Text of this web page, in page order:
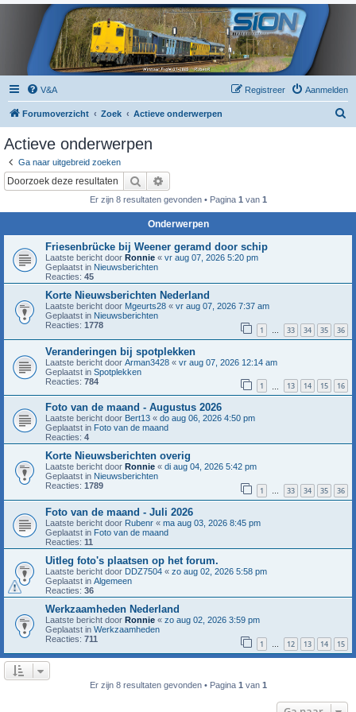
V&A Aanmelden
Registreer
Forumoverzicht Zoek Actieve onderwerpen
Actieve onderwerpen
Ga naar uitgebreid zoeken
Zoek
Er zijn 8 resultaten gevonden • Pagina 1 van 1
Onderwerpen
Friesenbrücke bij Weener geramd door schip
Laatste bericht door Ronnie « vr aug 07, 2026 5:20 pm
Geplaatst in Nieuwsberichten
Reacties: 45
Korte Nieuwsberichten Nederland
Laatste bericht door Mgeurts28 « vr aug 07, 2026 7:37 am
Geplaatst in Nieuwsberichten
Reacties: 1778 1 … 33 34 35 36
Veranderingen bij spotplekken
Laatste bericht door Arman3428 « vr aug 07, 2026 12:14 am
Geplaatst in Spotplekken
Reacties: 784 1 13 14 15 16
Foto van de maand - Augustus 2026
Laatste bericht door Bert13 « do aug 06, 2026 4:50 pm
Geplaatst in Foto van de maand
Reacties: 4
Korte Nieuwsberichten overig
Laatste bericht door Ronnie « di aug 04, 2026 5:42 pm
Geplaatst in Nieuwsberichten
Reacties: 1789 1 … 33 34 35 36
Foto van de maand - Juli 2026
Laatste bericht door Rubenr « ma aug 03, 2026 8:45 pm
Geplaatst in Foto van de maand
Reacties: 11
Uitleg foto's plaatsen op het forum.
Laatste bericht door DDZ7504 « zo aug 02, 2026 5:58 pm
Geplaatst in Algemeen
Reacties: 36
Werkzaamheden Nederland
Laatste bericht door Ronnie « zo aug 02, 2026 3:59 pm
Geplaatst in Werkzaamheden
Reacties: 711 1 … 12 13 14 15
Er zijn 8 resultaten gevonden • Pagina 1 van 1